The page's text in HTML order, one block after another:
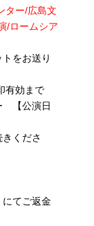
ター/広島文
/ロームシア
をお送り
有効まで
【公演日
くださ
てご返金